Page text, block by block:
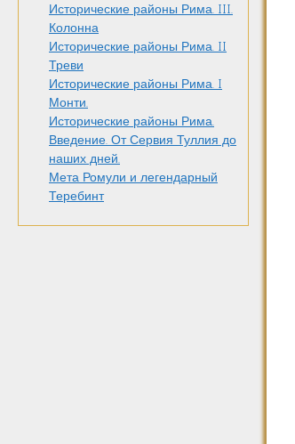
Исторические районы Рима. III.
Колонна
Исторические районы Рима. II
Треви
Исторические районы Рима. I
Монти.
Исторические районы Рима.
Введение. От Сервия Туллия до
наших дней.
Мета Ромули и легендарный
Теребинт